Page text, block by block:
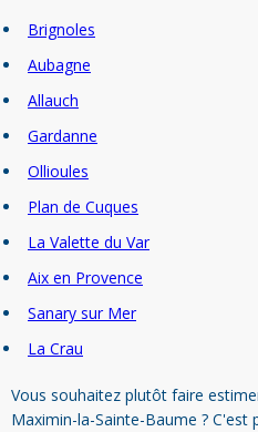
Brignoles
Aubagne
Allauch
Gardanne
Ollioules
Plan de Cuques
La Valette du Var
Aix en Provence
Sanary sur Mer
La Crau
Vous souhaitez plutôt faire
Maximin-la-Sainte-Baume ? C'est